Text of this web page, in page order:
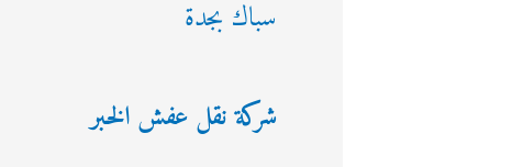
سباك بجدة
شركة نقل عفش الخبر